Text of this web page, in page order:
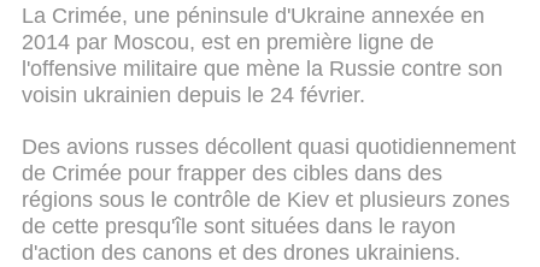
La Crimée, une péninsule d'Ukraine annexée en
2014 par Moscou, est en première ligne de
l'offensive militaire que mène la Russie contre son
voisin ukrainien depuis le 24 février.
Des avions russes décollent quasi quotidiennement
de Crimée pour frapper des cibles dans des
régions sous le contrôle de Kiev et plusieurs zones
de cette presqu'île sont situées dans le rayon
d'action des canons et des drones ukrainiens.